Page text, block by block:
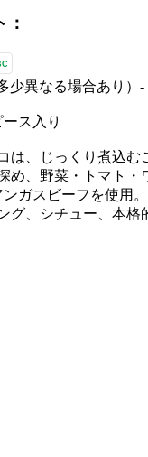
少異なる場合あり）-
ス入り
は、じっくり煮込
め、野菜・トマト
ガスビーフを使用
グ、シチュー、本格